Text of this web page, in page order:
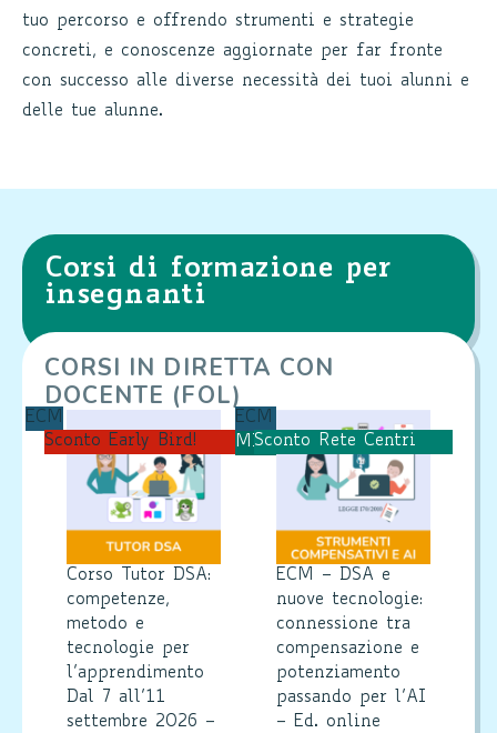
tuo percorso e offrendo strumenti e strategie
concreti, e conoscenze aggiornate per far fronte
con successo alle diverse necessità dei tuoi alunni e
delle tue alunne.
Corsi di formazione per
insegnanti
CORSI IN DIRETTA CON
DOCENTE (FOL)
Corso Tutor DSA:
competenze,
metodo e
tecnologie per
l’apprendimento
Dal 7 all’11
settembre 2026 –
ECM
Sconto Early Bird!
ECM – DSA e
nuove tecnologie:
connessione tra
compensazione e
potenziamento
passando per l’AI
– Ed. online
ECM
MIMSconto Rete Centri